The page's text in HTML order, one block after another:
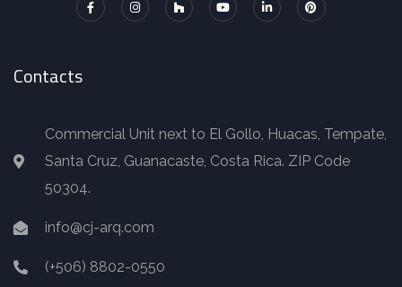
Contacts
Commercial Unit next to El Gollo, Huacas, Tempate,
Santa Cruz, Guanacaste, Costa Rica. ZIP Code
50304.
info@cj-arq.com
(+506) 8802-0550